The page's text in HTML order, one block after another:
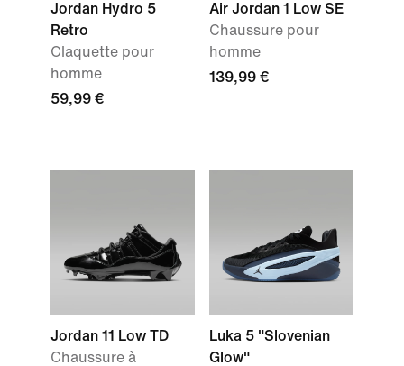
Jordan Hydro 5
Retro
Claquette pour
homme
59,99 €
Air Jordan 1 Low SE
Chaussure pour
homme
139,99 €
Jordan 11 Low TD
Chaussure à
Luka 5 "Slovenian
Glow"